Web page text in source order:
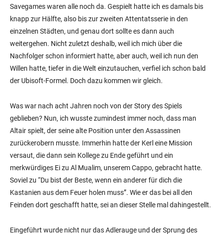
Savegames waren alle noch da. Gespielt hatte ich es damals bis
knapp zur Hälfte, also bis zur zweiten Attentatsserie in den
einzelnen Städten, und genau dort sollte es dann auch
weitergehen. Nicht zuletzt deshalb, weil ich mich über die
Nachfolger schon informiert hatte, aber auch, weil ich nun den
Willen hatte, tiefer in die Welt einzutauchen, verfiel ich schon bald
der Ubisoft-Formel. Doch dazu kommen wir gleich.
Was war nach acht Jahren noch von der Story des Spiels
geblieben? Nun, ich wusste zumindest immer noch, dass man
Altair spielt, der seine alte Position unter den Assassinen
zurückerobern musste. Immerhin hatte der Kerl eine Mission
versaut, die dann sein Kollege zu Ende geführt und ein
merkwürdiges Ei zu Al Mualim, unserem Cappo, gebracht hatte.
Soviel zu “Du bist der Beste, wenn ein anderer für dich die
Kastanien aus dem Feuer holen muss”. Wie er das bei all den
Feinden dort geschafft hatte, sei an dieser Stelle mal dahingestellt.
Eingeführt wurde nicht nur das Adlerauge und der Sprung des